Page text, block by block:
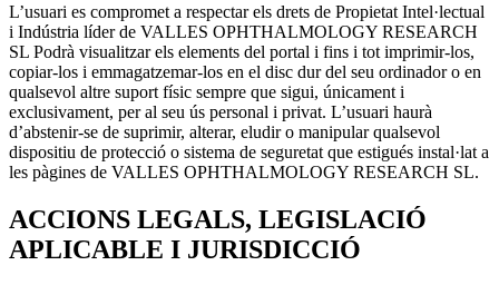
L’usuari es compromet a respectar els drets de Propietat Intel·lectual
i Indústria líder de VALLES OPHTHALMOLOGY RESEARCH
SL Podrà visualitzar els elements del portal i fins i tot imprimir-los,
copiar-los i emmagatzemar-los en el disc dur del seu ordinador o en
qualsevol altre suport físic sempre que sigui, únicament i
exclusivament, per al seu ús personal i privat. L’usuari haurà
d’abstenir-se de suprimir, alterar, eludir o manipular qualsevol
dispositiu de protecció o sistema de seguretat que estigués instal·lat a
les pàgines de VALLES OPHTHALMOLOGY RESEARCH SL.
ACCIONS LEGALS, LEGISLACIÓ
APLICABLE I JURISDICCIÓ